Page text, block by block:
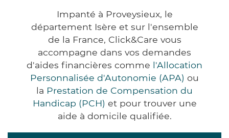
Impanté à Proveysieux, le
département Isère et sur l'ensemble
de la France, Click&Care vous
accompagne dans vos demandes
d'aides financières comme l'Allocation
Personnalisée d'Autonomie (APA) ou
la Prestation de Compensation du
Handicap (PCH) et pour trouver une
aide à domicile qualifiée.